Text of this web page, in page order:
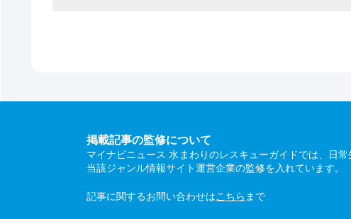
掲載記事の監修について
マイナビニュース 水まわりのレスキューガイドでは、日
当該ジャンル情報サイト運営企業の監修を入れています。
記事に関するお問い合わせはこちら まで